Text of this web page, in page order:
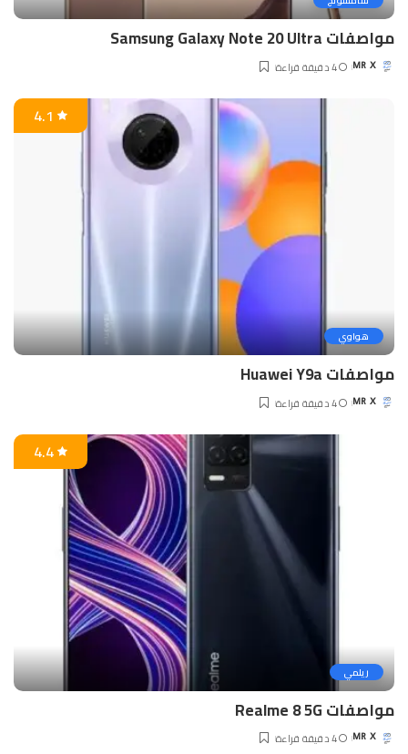
مواصفات Samsung Galaxy Note 20 Ultra
Posted
MR X 4 دقيقة قراءة
هواوي
4.1
مواصفات Huawei Y9a
Posted
MR X 4 دقيقة قراءة
ريلمي
4.4
مواصفات Realme 8 5G
Posted
MR X 4 دقيقة قراءة